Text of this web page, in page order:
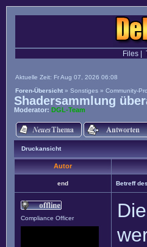
Files|
Aktuelle Zeit: Fr Aug 07, 2026 06:08
Foren-Übersicht » Sonstiges » Community-
Shadersammlung
Moderator: DGL-Team
Druckansicht
Autor
end Betreff
Compliance Officer